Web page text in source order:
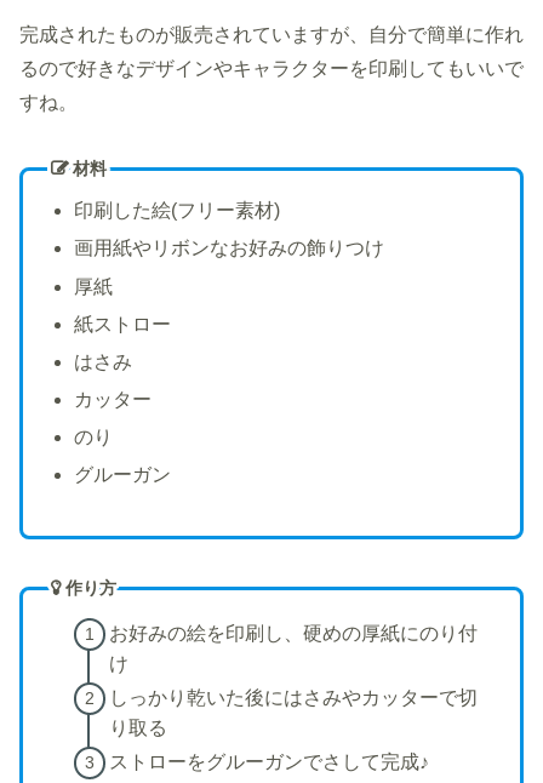
完成されたものが販売されていますが、自分で簡単に作れ
るので好きなデザインやキャラクターを印刷してもいいで
すね。
材料
印刷した絵(フリー素材)
画用紙やリボンなお好みの飾りつけ
厚紙
紙ストロー
はさみ
カッター
のり
グルーガン
作り方
お好みの絵を印刷し、硬めの厚紙にのり付
け
しっかり乾いた後にはさみやカッターで切
り取る
ストローをグルーガンでさして完成♪